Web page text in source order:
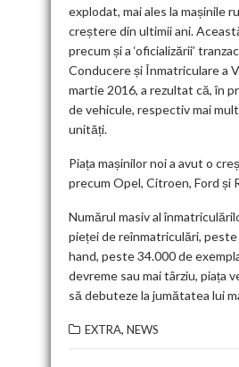
explodat, mai ales la mașinile
creștere din ultimii ani.
precum și a ‘oficializării’
Conducere și Înmatriculare a
martie 2016, a rezultat că, în
de vehicule, respectiv mai
unități.
Piața mașinilor noi a avut o
precum Opel, Citroen, Ford și
Numărul masiv al
pieței de reînmatriculări, peste
hand, peste 34.000 de
devreme sau mai târziu, piața
să debuteze la jumătatea lui
EXTRA, NEWS